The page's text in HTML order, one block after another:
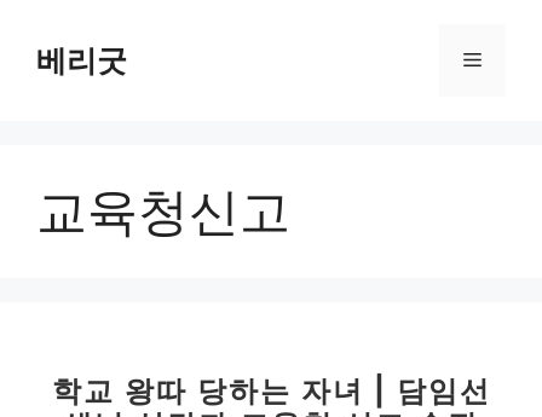
베리굿 메
교육청신고
학교 왕따 당하는 자녀 | 담임선